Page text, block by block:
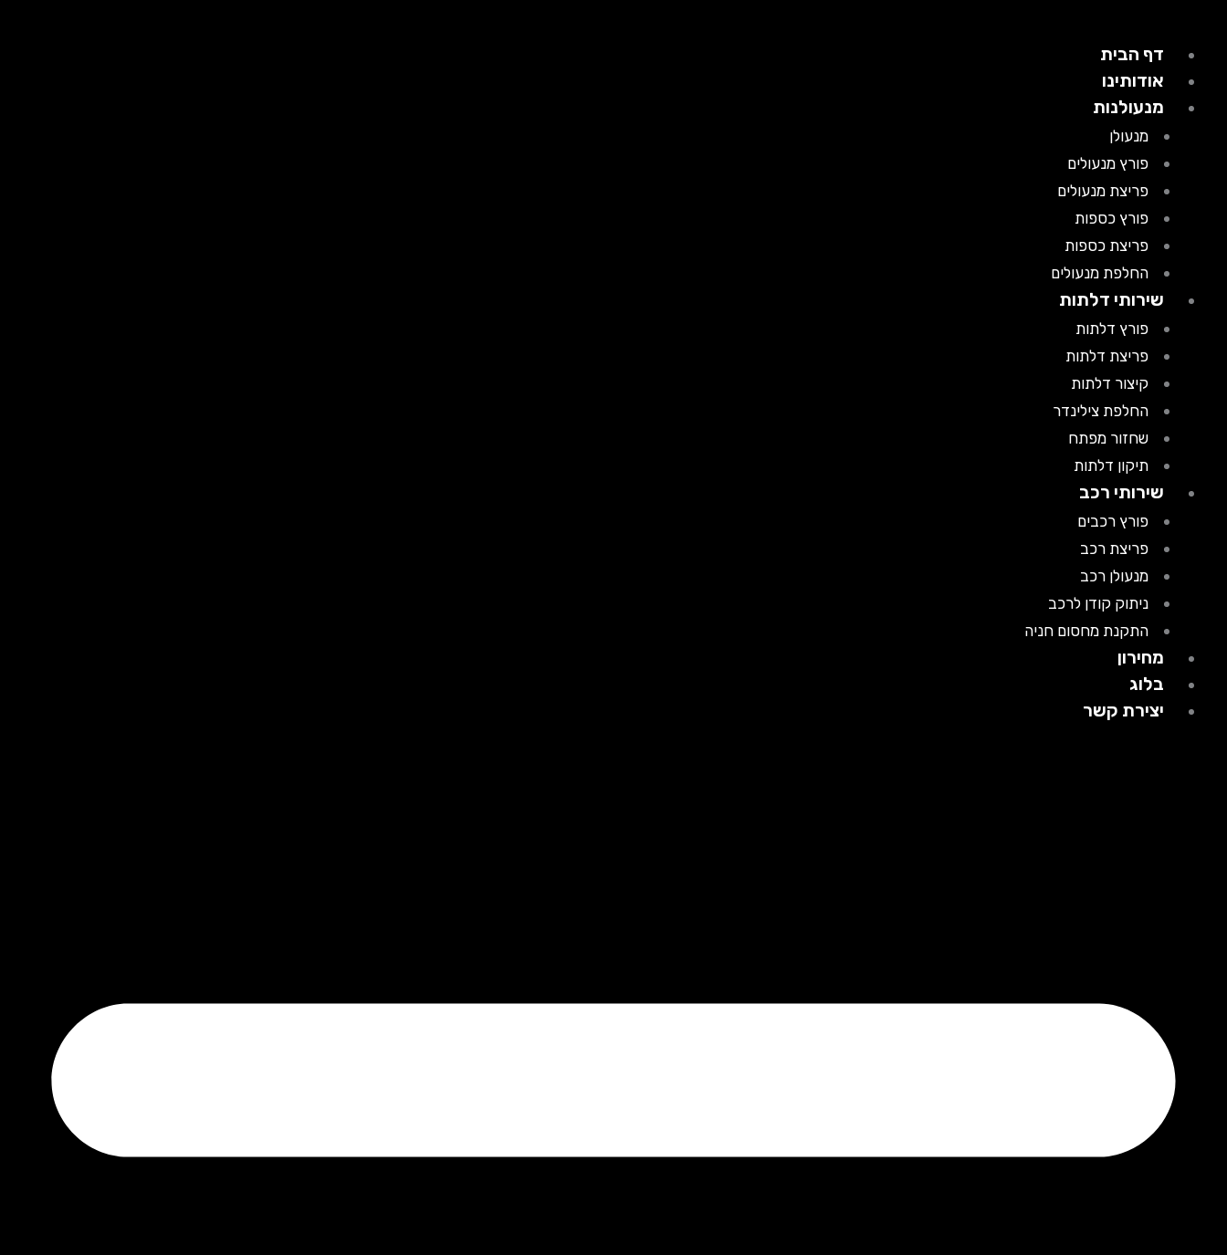
דף הבית
אודותינו
מנעולנות
מנעולן
פורץ מנעולים
פריצת מנעולים
פורץ כספות
פריצת כספות
החלפת מנעולים
שירותי דלתות
פורץ דלתות
פריצת דלתות
קיצור דלתות
החלפת צילינדר
שחזור מפתח
תיקון דלתות
שירותי רכב
פורץ רכבים
פריצת רכב
מנעולן רכב
ניתוק קודן לרכב
התקנת מחסום חניה
מחירון
בלוג
יצירת קשר